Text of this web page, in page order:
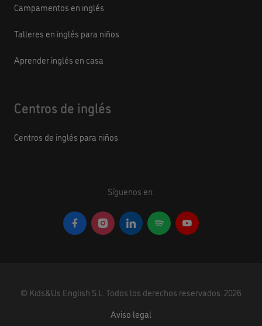
Campamentos en inglés
Talleres en inglés para niños
Aprender inglés en casa
Centros de inglés
Centros de inglés para niños
Síguenos en:
© Kids&Us English S.L. Todos los derechos reservados. 2026
Aviso legal